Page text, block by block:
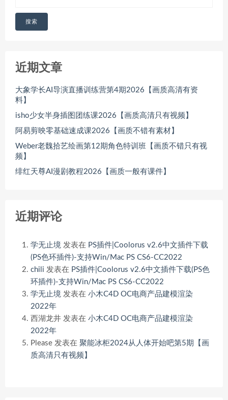
搜索
近期文章
大象学长AI导演直播训练营第4期2026【画质高清有资
料】
isho少女半身插图团练课2026【画质高清只有视频】
阿易剪映零基础速成课2026【画质不错有素材】
Weber老魏拾艺绘画第12期角色特训班【画质不错只有视
频】
绯红天尊AI漫剧教程2026【画质一般有课件】
近期评论
学无止境 发表在 PS插件|Coolorus v2.6中文插件下载
(PS色环插件)-支持Win/Mac PS CS6-CC2022
chili 发表在 PS插件|Coolorus v2.6中文插件下载(PS色
环插件)-支持Win/Mac PS CS6-CC2022
学无止境 发表在 小木C4D OC电商产品建模渲染
2022年
西湖龙井 发表在 小木C4D OC电商产品建模渲染
2022年
Please 发表在 聚能冰柜2024从人体开始吧第5期【画
质高清只有视频】